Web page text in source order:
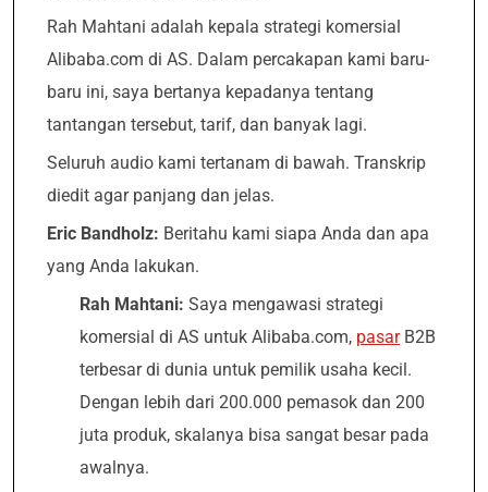
Rah Mahtani adalah kepala strategi komersial
Alibaba.com di AS. Dalam percakapan kami baru-
baru ini, saya bertanya kepadanya tentang
tantangan tersebut, tarif, dan banyak lagi.
Seluruh audio kami tertanam di bawah. Transkrip
diedit agar panjang dan jelas.
Eric Bandholz: Beritahu kami siapa Anda dan apa
yang Anda lakukan.
Rah Mahtani: Saya mengawasi strategi
komersial di AS untuk Alibaba.com, pasarB2B
terbesar di dunia untuk pemilik usaha kecil.
Dengan lebih dari 200.000 pemasok dan 200
juta produk, skalanya bisa sangat besar pada
awalnya.